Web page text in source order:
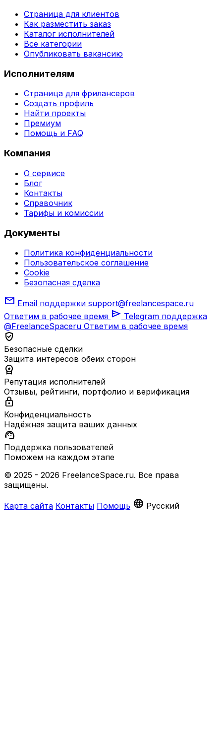
Страница для клиентов
Как разместить заказ
Каталог исполнителей
Все категории
Опубликовать вакансию
Исполнителям
Страница для фрилансеров
Создать профиль
Найти проекты
Премиум
Помощь и FAQ
Компания
О сервисе
Блог
Контакты
Справочник
Тарифы и комиссии
Документы
Политика конфиденциальности
Пользовательское соглашение
Cookie
Безопасная сделка
mail Email поддержки support@freelancespace.ru
Ответим в рабочее время send Telegram поддержка
@FreelanceSpaceru Ответим в рабочее время
verified_user
Безопасные сделки
Защита интересов обеих сторон
workspace_premium
Репутация исполнителей
Отзывы, рейтинги, портфолио и верификация
lock
Конфиденциальность
Надёжная защита ваших данных
support_agent
Поддержка пользователей
Поможем на каждом этапе
© 2025 - 2026 FreelanceSpace.ru. Все права
защищены.
Карта сайта Контакты Помощь language Русский